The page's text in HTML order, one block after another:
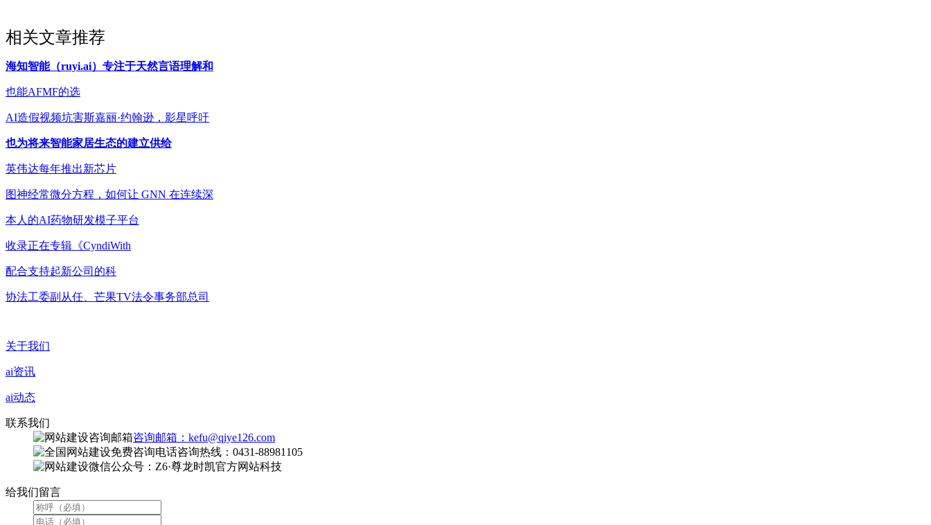
相关文章推荐
海知智能（ruyi.ai）专注于天然言语理解和
也能AFMF的选
AI造假视频坑害斯嘉丽·约翰逊，影星呼吁
也为将来智能家居生态的建立供给
英伟达每年推出新芯片
图神经常微分方程，如何让 GNN 在连续深
本人的AI药物研发模子平台
收录正在专辑《CyndiWith
配合支持起新公司的科
协法工委副从任、芒果TV法令事务部总司
关于我们
ai资讯
ai动态
联系我们
咨询邮箱：kefu@qiye126.com
咨询热线：0431-88981105
微信公众号：Z6·尊龙时凯官方网站科技
给我们留言